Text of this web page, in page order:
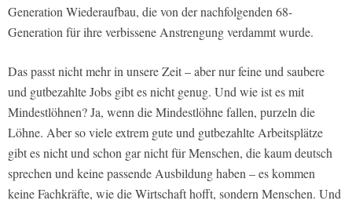
Generation Wiederaufbau, die von der nachfolgenden 68-
Generation für ihre verbissene Anstrengung verdammt wurde.
Das passt nicht mehr in unsere Zeit – aber nur feine und saubere
und gutbezahlte Jobs gibt es nicht genug. Und wie ist es mit
Mindestlöhnen? Ja, wenn die Mindestlöhne fallen, purzeln die
Löhne. Aber so viele extrem gute und gutbezahlte Arbeitsplätze
gibt es nicht und schon gar nicht für Menschen, die kaum deutsch
sprechen und keine passende Ausbildung haben – es kommen
keine Fachkräfte, wie die Wirtschaft hofft, sondern Menschen. Und